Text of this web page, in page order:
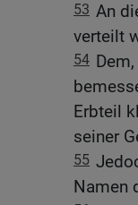
53 An
verteilt
54
Erbteil
seiner
55
Namen